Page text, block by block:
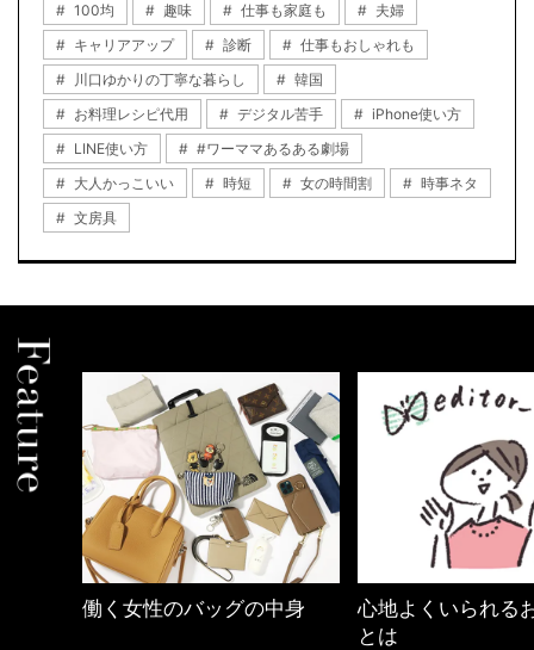
100均
趣味 仕事も家庭も
夫婦
キャリアアップ
診断
仕事もおしゃれも
川口ゆかりの丁寧な暮らし
韓国
お料理レシピ代用
デジタル苦手
iPhone使い方
LINE使い方
#ワーママあるある劇場
大人かっこいい
時短 女の時間割
時事ネタ
文房具
心地よくいられるおしゃれ
【ワーママのきれ
ュアル通勤】